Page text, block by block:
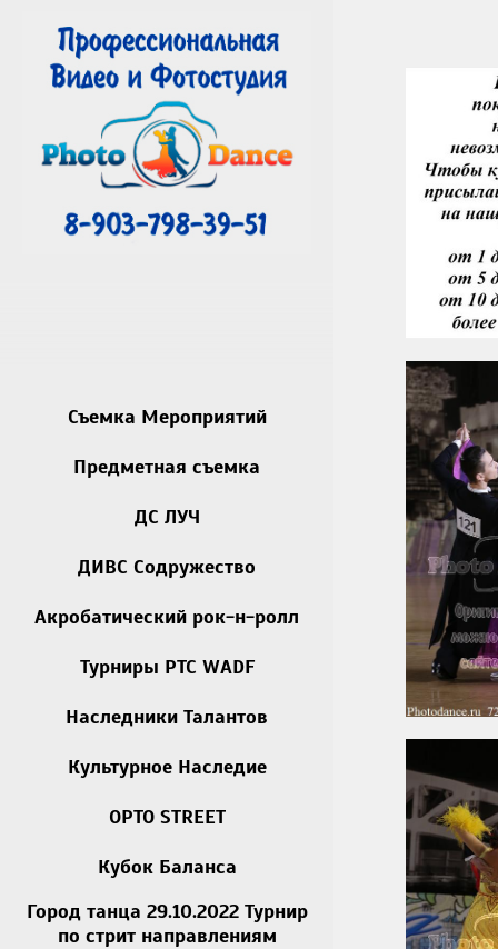
Съемка Мероприятий
Предметная съемка
ДС ЛУЧ
ДИВС Содружество
Акробатический рок-н-ролл
Турниры РТС WADF
Наследники Талантов
Культурное Наследие
OPTO STREET
Кубок Баланса
Город танца 29.10.2022 Турнир
по стрит направлениям